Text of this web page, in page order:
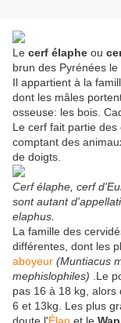
Le cerf élaphe ou
brun des Pyrénées
Il appartient à la
dont les mâles
osseuse: les bois.
Le cerf fait partie des
comptant des
de doigts.
Cerf élaphe, cerf
sont autant
elaphus.
La famille des
différentes, dont les
aboyeur (Muntiacus
mephislophiles) .Le
pas 16 à 18 kg,
6 et 13kg. Les plus